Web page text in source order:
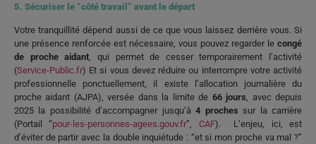
5. Sécuriser le “côté travail” avant le départ
Votre tranquillité dépend aussi de ce que vous laissez derrière vous. Si
une présence renforcée est nécessaire, vous pouvez regarder le congé
de proche aidant, qui permet de cesser temporairement l’activité
(Service-Public.fr) Et si vous devez réduire ou interrompre votre activité
professionnelle ponctuellement, il existe l’allocation journalière du
proche aidant (AJPA), versée dans la limite de 66 jours, avec depuis
2025 la possibilité d’accompagner jusqu’à4 proches sur la carrière
(Portail “pour-les-personnes-agees.gouv.fr”, CAF). L’enjeu, ici, est
d’éviter de partir avec la double inquiétude : “et si mon proche va mal ?”